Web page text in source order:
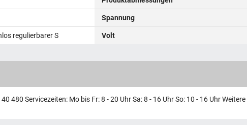
Spannung
regulierbarer S Volt
Servicezeiten: Mo bis Fr: 8 - 20 Uhr Sa: 8 - 16 Uhr So: 10 - 16 Uhr